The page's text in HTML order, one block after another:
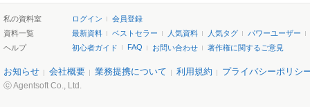
私の資料室 ログイン
会員登録
資料一覧
最新資料 ベストセラー 人気資料 人気タグ
パワーユーザー
ヘルプ
初心者ガイド FAQ お問い合わせ 著作権に関するご意見
お知らせ 会社概要 業務提携について 利用規約 プライバシーポリシ
ⓒ Agentsoft Co., Ltd.